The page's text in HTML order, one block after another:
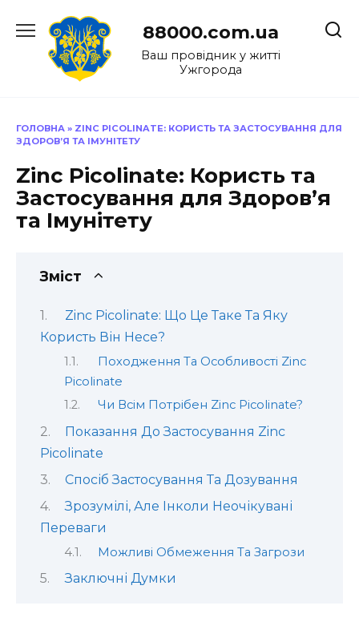
до
88000.com.ua
Ваш провідник у житті
Ужгорода
ГОЛОВНА » ZINC PICOLINATE: КОРИСТЬ ТА ЗАСТОСУВАННЯ ДЛЯ
ЗДОРОВ’Я ТА ІМУНІТЕТУ
Zinc Picolinate: Користь та
Застосування для Здоров’я
та Імунітету
Зміст
Zinc Picolinate: Що Це Таке Та Яку
Користь Він Несе?
Походження Та Особливості Zinc
Picolinate
Чи Всім Потрібен Zinc Picolinate?
Показання До Застосування Zinc
Picolinate
Спосіб Застосування Та Дозування
Зрозумілі, Але Інколи Неочікувані
Переваги
Можливі Обмеження Та Загрози
Заключні Думки